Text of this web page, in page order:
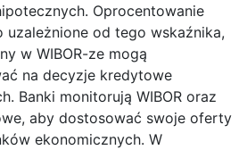
Oprocentowanie
od tego wskaźnika,
w WIBOR-ze mogą
na decyzje kredytowe
Banki monitorują WIBOR oraz
aby dostosować swoje oferty
ekonomicznych. W